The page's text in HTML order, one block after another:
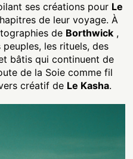
ses créations pour Le
de leur voyage. À
de Borthwick ,
peuples, les rituels, des
bâtis qui continuent de
de la Soie comme fil
créatif de Le Kasha.